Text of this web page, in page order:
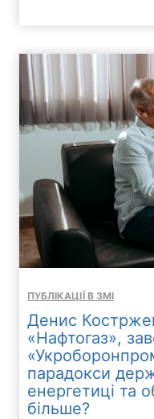
ПУБЛІКАЦІЇ В ЗМІ
Денис
«Нафтогаз»,
парадокси
енергетиці та
більше?